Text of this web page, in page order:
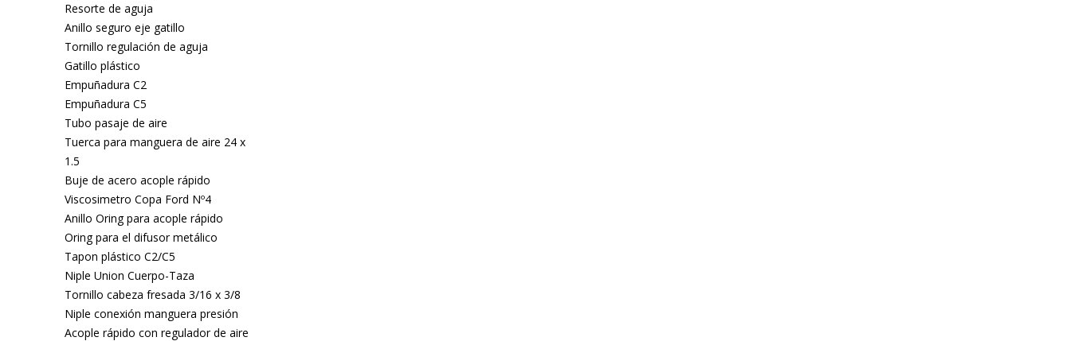
Resorte de aguja
Anillo seguro eje gatillo
Tornillo regulación de aguja
Gatillo plástico
Empuñadura C2
Empuñadura C5
Tubo pasaje de aire
Tuerca para manguera de aire 24 x
1.5
Buje de acero acople rápido
Viscosimetro Copa Ford Nº4
Anillo Oring para acople rápido
Oring para el difusor metálico
Tapon plástico C2/C5
Niple Union Cuerpo-Taza
Tornillo cabeza fresada 3/16 x 3/8
Niple conexión manguera presión
Acople rápido con regulador de aire